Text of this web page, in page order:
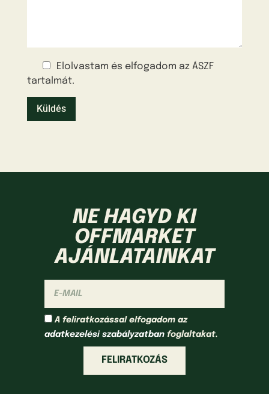
Elolvastam és elfogadom az ÁSZF
tartalmát.
NE HAGYD KI
OFFMARKET
AJÁNLATAINKAT
A feliratkozással elfogadom az
adatkezelési szabályzatban foglaltakat.
FELIRATKOZÁS